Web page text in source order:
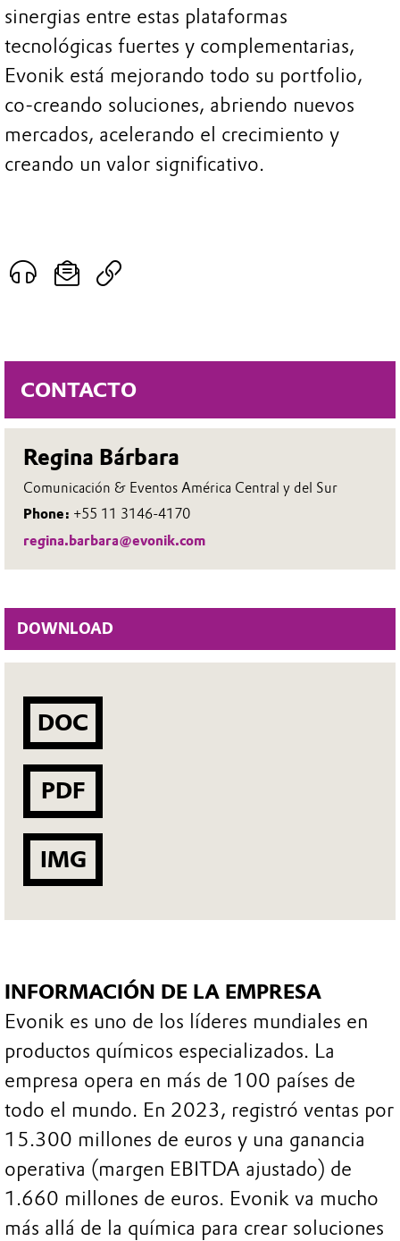
CONTACTO
Regina Bárbara
Comunicación & Eventos América Central y del Sur
Phone: +55 11 3146-4170
regina.barbara@evonik.com
DOWNLOAD
DOC
PDF
IMG
sinergias entre estas plataformas
tecnológicas fuertes y complementarias,
Evonik está mejorando todo su portfolio,
co-creando soluciones, abriendo nuevos
mercados, acelerando el crecimiento y
creando un valor significativo.
INFORMACIÓN DE LA EMPRESA
Evonik es uno de los líderes mundiales en
productos químicos especializados. La
empresa opera en más de 100 países de
todo el mundo. En 2023, registró ventas por
15.300 millones de euros y una ganancia
operativa (margen EBITDA ajustado) de
1.660 millones de euros. Evonik va mucho
más allá de la química para crear soluciones